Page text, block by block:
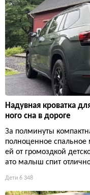
Надувная кроватка
ного сна в дороге
За полминуты
полноценное спальное
ей от громоздкой
ато малыш спит
Дети 6 348